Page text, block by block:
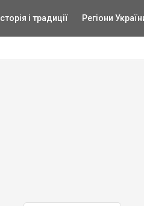
Історія і традиції Регіони